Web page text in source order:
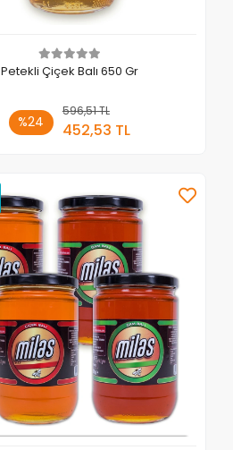
Petekli Çiçek Balı 650 Gr
%24
596,51 TL
452,53 TL
Sepete Ekle